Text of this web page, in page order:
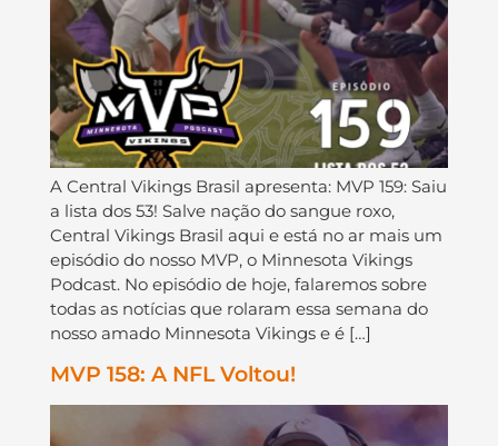
A Central Vikings Brasil apresenta: MVP 159: Saiu
a lista dos 53! Salve nação do sangue roxo,
Central Vikings Brasil aqui e está no ar mais um
episódio do nosso MVP, o Minnesota Vikings
Podcast. No episódio de hoje, falaremos sobre
todas as notícias que rolaram essa semana do
nosso amado Minnesota Vikings e é […]
MVP 158: A NFL Voltou!